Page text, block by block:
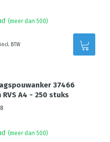
(meer dan 500)
incl. BTW
37466
RVS A4 - 250 stuks
(meer dan 500)